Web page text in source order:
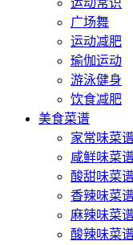
广场舞
运动减肥
瑜伽运动
游泳健身
饮食减肥
美食菜谱
家常味菜
咸鲜味菜
酸甜味菜
香辣味菜
麻辣味菜
酸辣味菜